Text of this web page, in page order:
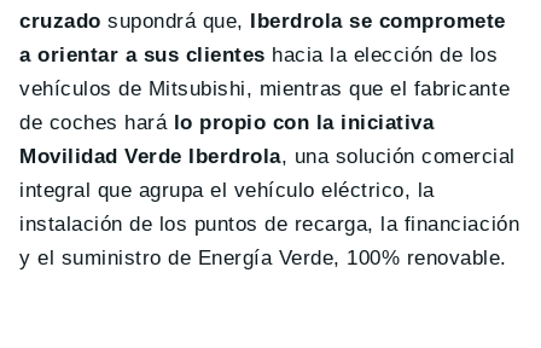
cruzado supondrá que, Iberdrola se compromete
a orientar a sus clientes hacia la elección de los
vehículos de Mitsubishi, mientras que el fabricante
de coches hará lo propio con la iniciativa
Movilidad Verde Iberdrola, una solución comercial
integral que agrupa el vehículo eléctrico, la
instalación de los puntos de recarga, la financiación
y el suministro de Energía Verde, 100% renovable.